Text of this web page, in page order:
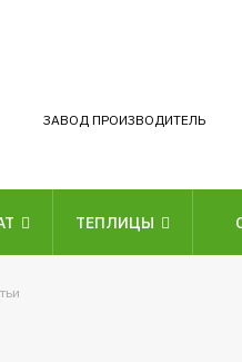
ЗАВОД ПРОИЗВОДИТЕЛЬ
ТЕПЛИЦЫ